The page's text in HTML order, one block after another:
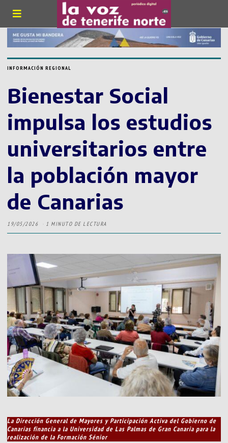
INFORMACIÓN REGIONAL
Bienestar Social
impulsa los estudios
universitarios entre
la población mayor
de Canarias
19/05/2026 1 MINUTO DE LECTURA
La Dirección General de Mayores y Participación Activa del Gobierno de
Canarias financia a la Universidad de Las Palmas de Gran Canaria para la
realización de la Formación Sénior